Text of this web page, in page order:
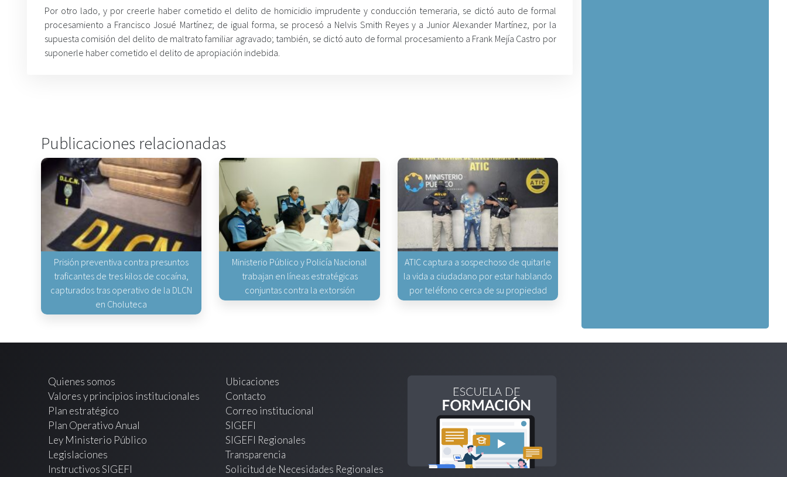
Por otro lado, y por creerle haber cometido el delito de homicidio imprudente y conducción temeraria, se dictó auto de formal
procesamiento a Francisco Josué Martínez; de igual forma, se procesó a Nelvis Smith Reyes y a Junior Alexander Martínez, por la
supuesta comisión del delito de maltrato familiar agravado; también, se dictó auto de formal procesamiento a Frank Mejía Castro por
suponerle haber cometido el delito de apropiación indebida.
Publicaciones relacionadas
Prisión preventiva contra presuntos
traficantes de tres kilos de cocaína,
capturados tras operativo de la DLCN
en Choluteca
Ministerio Público y Policía Nacional
trabajan en líneas estratégicas
conjuntas contra la extorsión
ATIC captura a sospechoso de quitarle
la vida a ciudadano por estar hablando
por teléfono cerca de su propiedad
Quienes somos
Valores y principios institucionales
Plan estratégico
Plan Operativo Anual
Ley Ministerio Público
Legislaciones
Instructivos SIGEFI
Ubicaciones
Contacto
Correo institucional
SIGEFI
SIGEFI Regionales
Transparencia
Solicitud de Necesidades Regionales